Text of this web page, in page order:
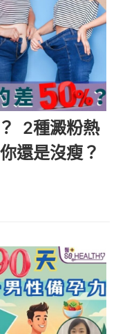
2種澱粉熱
還是沒瘦？